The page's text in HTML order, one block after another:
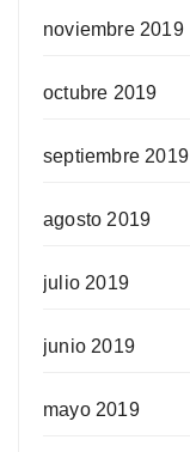
noviembre 2019
octubre 2019
septiembre 2019
agosto 2019
julio 2019
junio 2019
mayo 2019